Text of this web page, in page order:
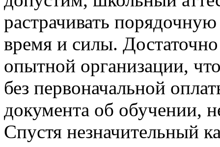
растрачивать
время и силы.
опытной организации,
без первоначальной
документа об обучении,
Спустя незначительный